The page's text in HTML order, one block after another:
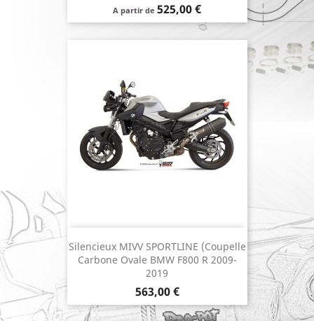
A partir de Prix
525,00 €
Silencieux MIVV SPORTLINE (coupelle
Carbone Ovale BMW F800 R 2009-
2019
Prix
563,00 €